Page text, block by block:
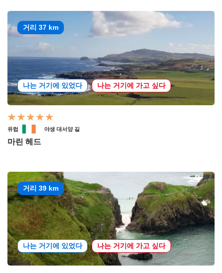
거리 37 km
나는 거기에 있었다 나는 거기에 가고 싶다
유럽 야생 대서양 길
마린 헤드
거리 39 km
나는 거기에 있었다 나는 거기에 가고 싶다